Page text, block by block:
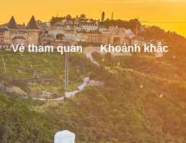
Vé tham quan Khoảnh khắc